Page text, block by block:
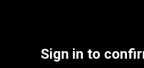
Sign in to